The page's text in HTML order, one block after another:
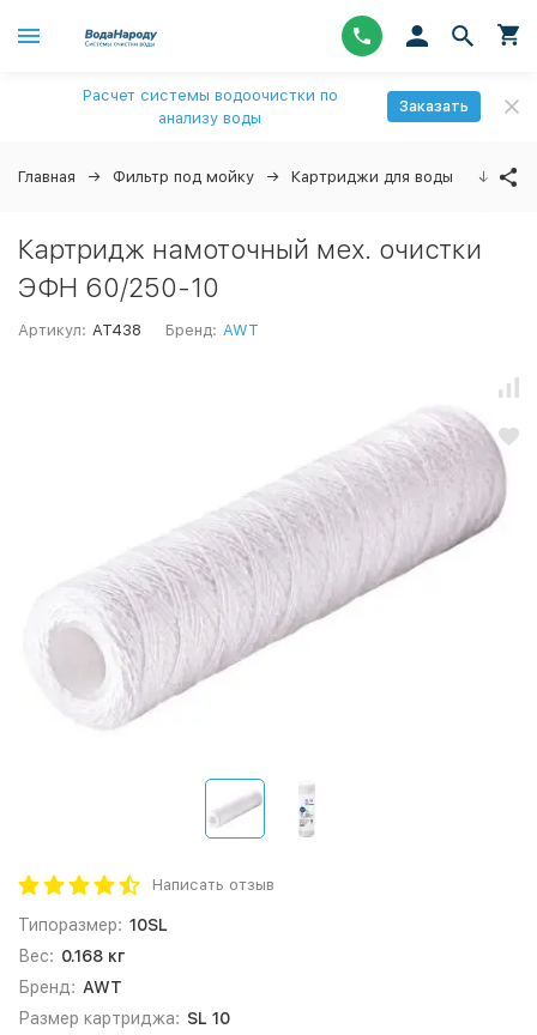
Расчет системы водоочистки по
анализу воды
Заказать
Главная Фильтр под мойку Картриджи для воды ↓
Картридж намоточный мех. очистки
ЭФН 60/250-10
Артикул: AT438 Бренд: AWT
Написать отзыв
Типоразмер: 10SL
Вес: 0.168 кг
Бренд: AWT
Размер картриджа: SL 10